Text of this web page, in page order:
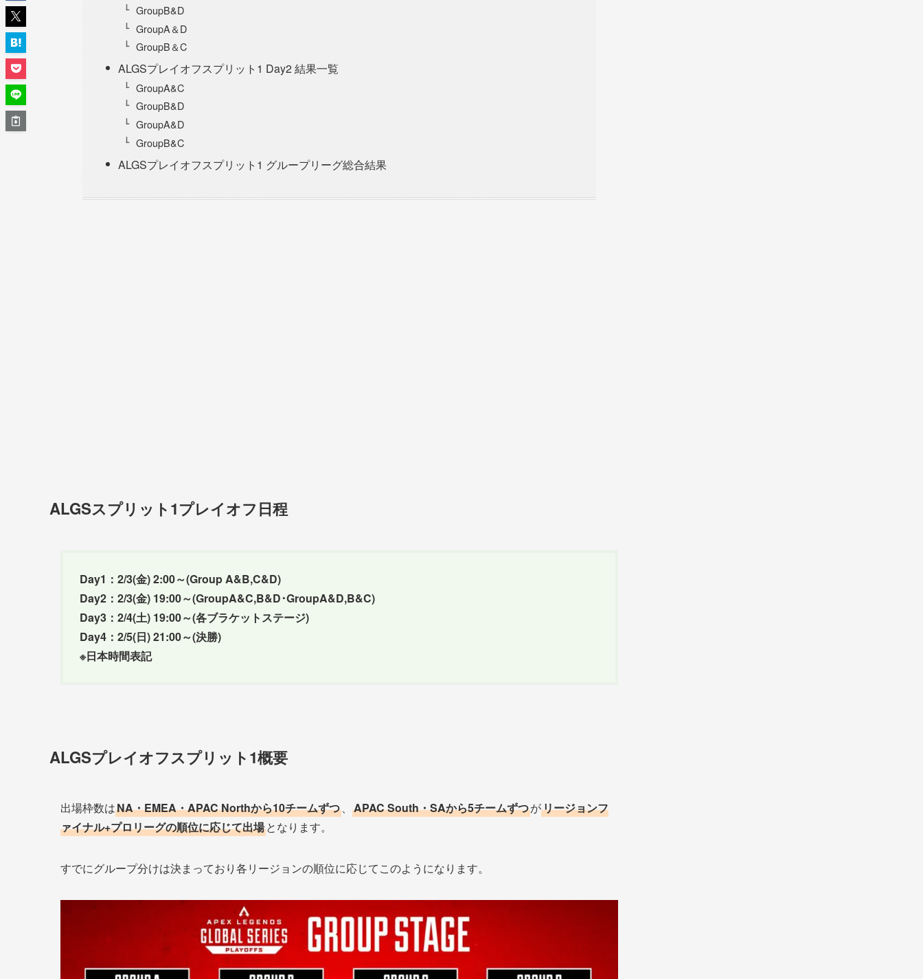
GroupB&D
GroupA＆D
GroupB＆C
ALGSプレイオフスプリット1 Day2 結果一覧
GroupA&C
GroupB&D
GroupA&D
GroupB&C
ALGSプレイオフスプリット1 グループリーグ総合結果
ALGSスプリット1プレイオフ日程
Day1：2/3(金) 2:00～(Group A&B,C&D)
Day2：2/3(金) 19:00～(GroupA&C,B&D･GroupA&D,B&C)
Day3：2/4(土) 19:00～(各ブラケットステージ)
Day4：2/5(日) 21:00～(決勝)
※日本時間表記
ALGSプレイオフスプリット1概要
出場枠数はNA・EMEA・APAC Northから10チームずつ、 APAC South・SAから5チームずつがリージョンフ
ァイナル+プロリーグの順位に応じて出場となります。
すでにグループ分けは決まっており各リージョンの順位に応じてこのようになります。